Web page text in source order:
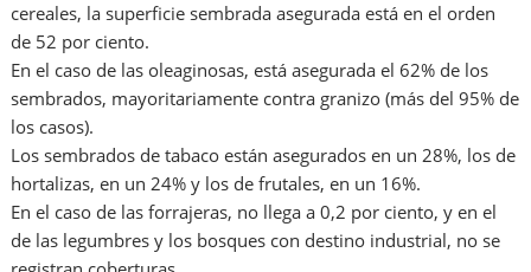
cereales, la superficie sembrada asegurada está en el orden
de 52 por ciento.
En el caso de las oleaginosas, está asegurada el 62% de los
sembrados, mayoritariamente contra granizo (más del 95% de
los casos).
Los sembrados de tabaco están asegurados en un 28%, los de
hortalizas, en un 24% y los de frutales, en un 16%.
En el caso de las forrajeras, no llega a 0,2 por ciento, y en el
de las legumbres y los bosques con destino industrial, no se